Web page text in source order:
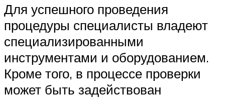
Для успешного проведения
процедуры специалисты владеют
специализированными
инструментами и оборудованием.
Кроме того, в процессе проверки
может быть задействован